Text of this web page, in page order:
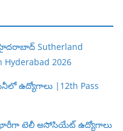
Sutherland
2026
ఉద్యోగాలు |12th Pass
భారీగా టెలీ అసోసియేట్ ఉద్యోగాలు